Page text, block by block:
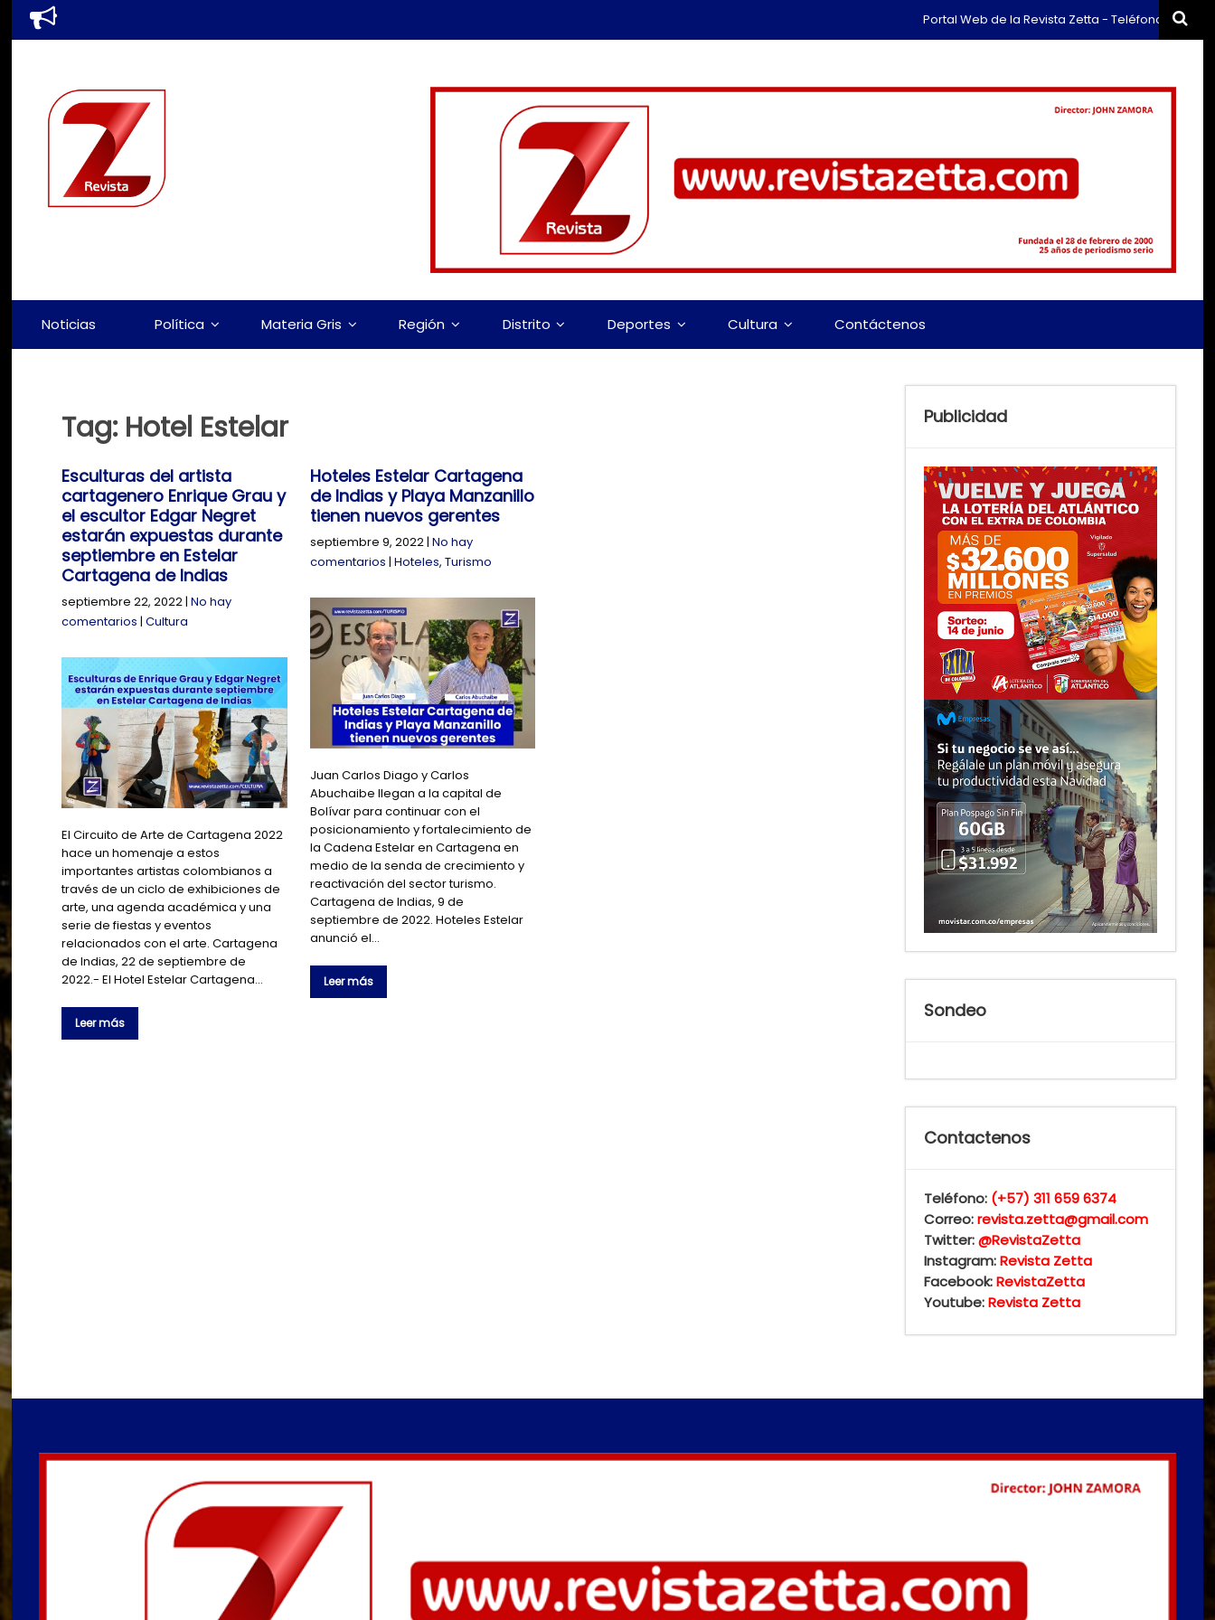
Portal Web de la Revista Zetta - Teléfono: (+57) 311
Noticias Política Materia Gris Región Distrito Deportes Cultura Contáctenos
Tag: Hotel Estelar
Esculturas del artista
cartagenero Enrique Grau y
el escultor Edgar Negret
estarán expuestas durante
septiembre en Estelar
Cartagena de Indias
septiembre 22, 2022 |No hay
comentarios |Cultura
El Circuito de Arte de Cartagena 2022
hace un homenaje a estos
importantes artistas colombianos a
través de un ciclo de exhibiciones de
arte, una agenda académica y una
serie de fiestas y eventos
relacionados con el arte. Cartagena
de Indias, 22 de septiembre de
2022.- El Hotel Estelar Cartagena…
Leer más
Hoteles Estelar Cartagena
de Indias y Playa Manzanillo
tienen nuevos gerentes
septiembre 9, 2022 | No hay
comentarios | Hoteles, Turismo
Juan Carlos Diago y Carlos
Abuchaibe llegan a la capital de
Bolívar para continuar con el
posicionamiento y fortalecimiento de
la Cadena Estelar en Cartagena en
medio de la senda de crecimiento y
reactivación del sector turismo.
Cartagena de Indias, 9 de
septiembre de 2022. Hoteles Estelar
anunció el…
Leer más
Publicidad
Sondeo
Contactenos
Teléfono: (+57) 311 659 6374
Correo:revista.zetta@gmail.com
Twitter:@RevistaZetta
Instagram:Revista Zetta
Facebook:RevistaZetta
Youtube:Revista Zetta